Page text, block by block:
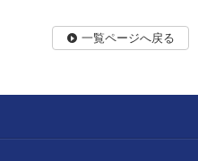
一覧ページへ戻る